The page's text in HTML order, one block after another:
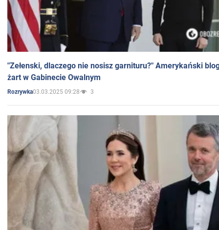
"Zełenski, dlaczego nie nosisz garnituru?" Amerykański
żart w Gabinecie Owalnym
Rozrywka03.03.2025 09:28 3